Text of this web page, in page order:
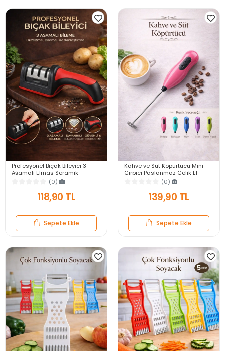
Profesyonel Bıçak Bileyici 3
Aşamalı Elmas Seramik
Tungsten Çelik El Bıçakları
Bileme Mutfak Aleti
(0)
118,90 TL
Sepete Ekle
Kahve ve Süt Köpürtücü Mini
Çırpıcı Paslanmaz Çelik El
Mikseri Latte Cappuccino
Krema Köpürtücü
(0)
139,90 TL
Sepete Ekle